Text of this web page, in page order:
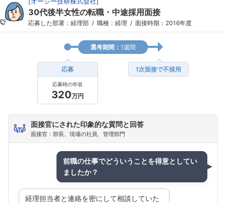
30代後半女性の転職・中途採用面接
応募した部署：経理部 職種：経理 面接時期：2016年度
選考期間： 1週間
応募
応募時の年収
320万円
1次面接で不採用
面接官にされた印象的な質問と回答
面接官：部長、現場の社員、管理部門
前職の仕事でどういうことを得意としてい
ましたか？
経理担当者と連絡を密にして相談していた